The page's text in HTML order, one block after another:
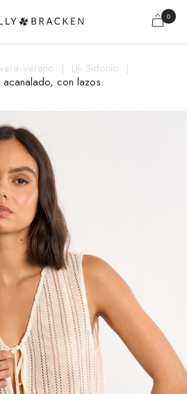
0
Verano
Lili Sidonio
con lazos.